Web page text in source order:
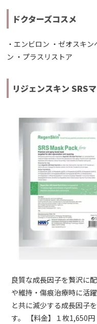
ドクターズコスメ
・エンビロン ・ゼオスキン
ン ・プラスリストア
リジェンスキン SRS
良質な成長因子を贅沢に
や維持・傷痕治療時に活
と共に減少する成長因子
す。 【料金】１枚1,650円